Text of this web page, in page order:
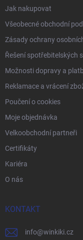
Jak nakupovat
Všeobecné obchodní
Zásady ochrany
Řešení spotřebitelských
Možnosti dopravy a
Reklamace a vrácení
Poučení o cookies
Moje objednávka
Velkoobchodní partneři
Certifikáty
Kariéra
O nás
KONTAKT
info@winkiki.cz